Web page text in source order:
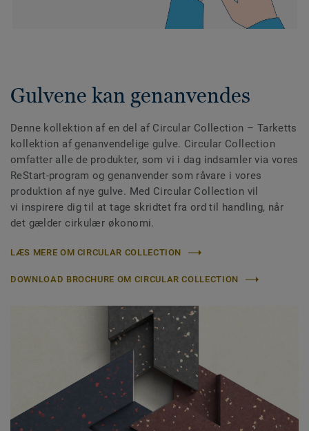
Gulvene kan genanvendes
Denne kollektion af en del af Circular Collection – Tarketts
kollektion af genanvendelige gulve. Circular Collection
omfatter alle de produkter, som vi i dag indsamler via vores
ReStart-program og genanvender som råvare i vores
produktion af nye gulve. Med Circular Collection vil
vi inspirere dig til at tage skridtet fra ord til handling, når
det gælder cirkulær økonomi.
LÆS MERE OM CIRCULAR COLLECTION
DOWNLOAD BROCHURE OM CIRCULAR COLLECTION